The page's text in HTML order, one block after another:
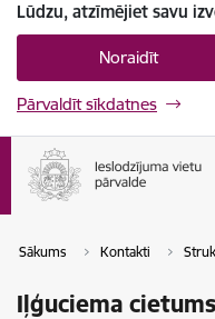
Lūdzu, atzīmējiet savu
Noraidīt
Pārvaldīt sīkdatnes
Sākums Kontakti
Iļģuciema cietums